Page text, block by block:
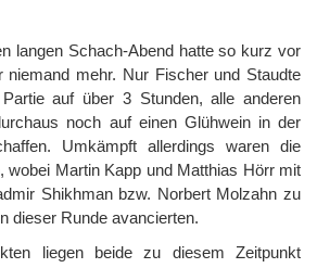
langen Schach-Abend hatte so kurz vor
niemand mehr. Nur Fischer und Staudte
auf über 3 Stunden, alle anderen
noch auf einen Glühwein in der
Umkämpft allerdings waren die
wobei Martin Kapp und Matthias Hörr mit
Shikhman bzw. Norbert Molzahn zu
dieser Runde avancierten.
liegen beide zu diesem Zeitpunkt